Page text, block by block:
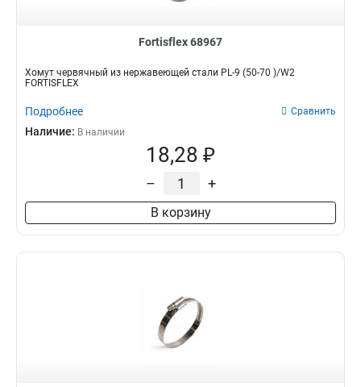
Fortisflex 68967
Хомут червячный из нержавеющей стали PL-9 (50-70 )/W2
FORTISFLEX
Подробнее Сравнить
Наличие: В наличии
18,28 ₽
– +
В корзину